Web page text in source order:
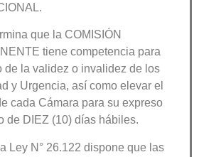
que la COMISIÓN
tiene competencia para
de la validez o invalidez de los
y Urgencia, así como elevar el
cada Cámara para su expreso
de DIEZ (10) días hábiles.
Ley N° 26.122 dispone que las